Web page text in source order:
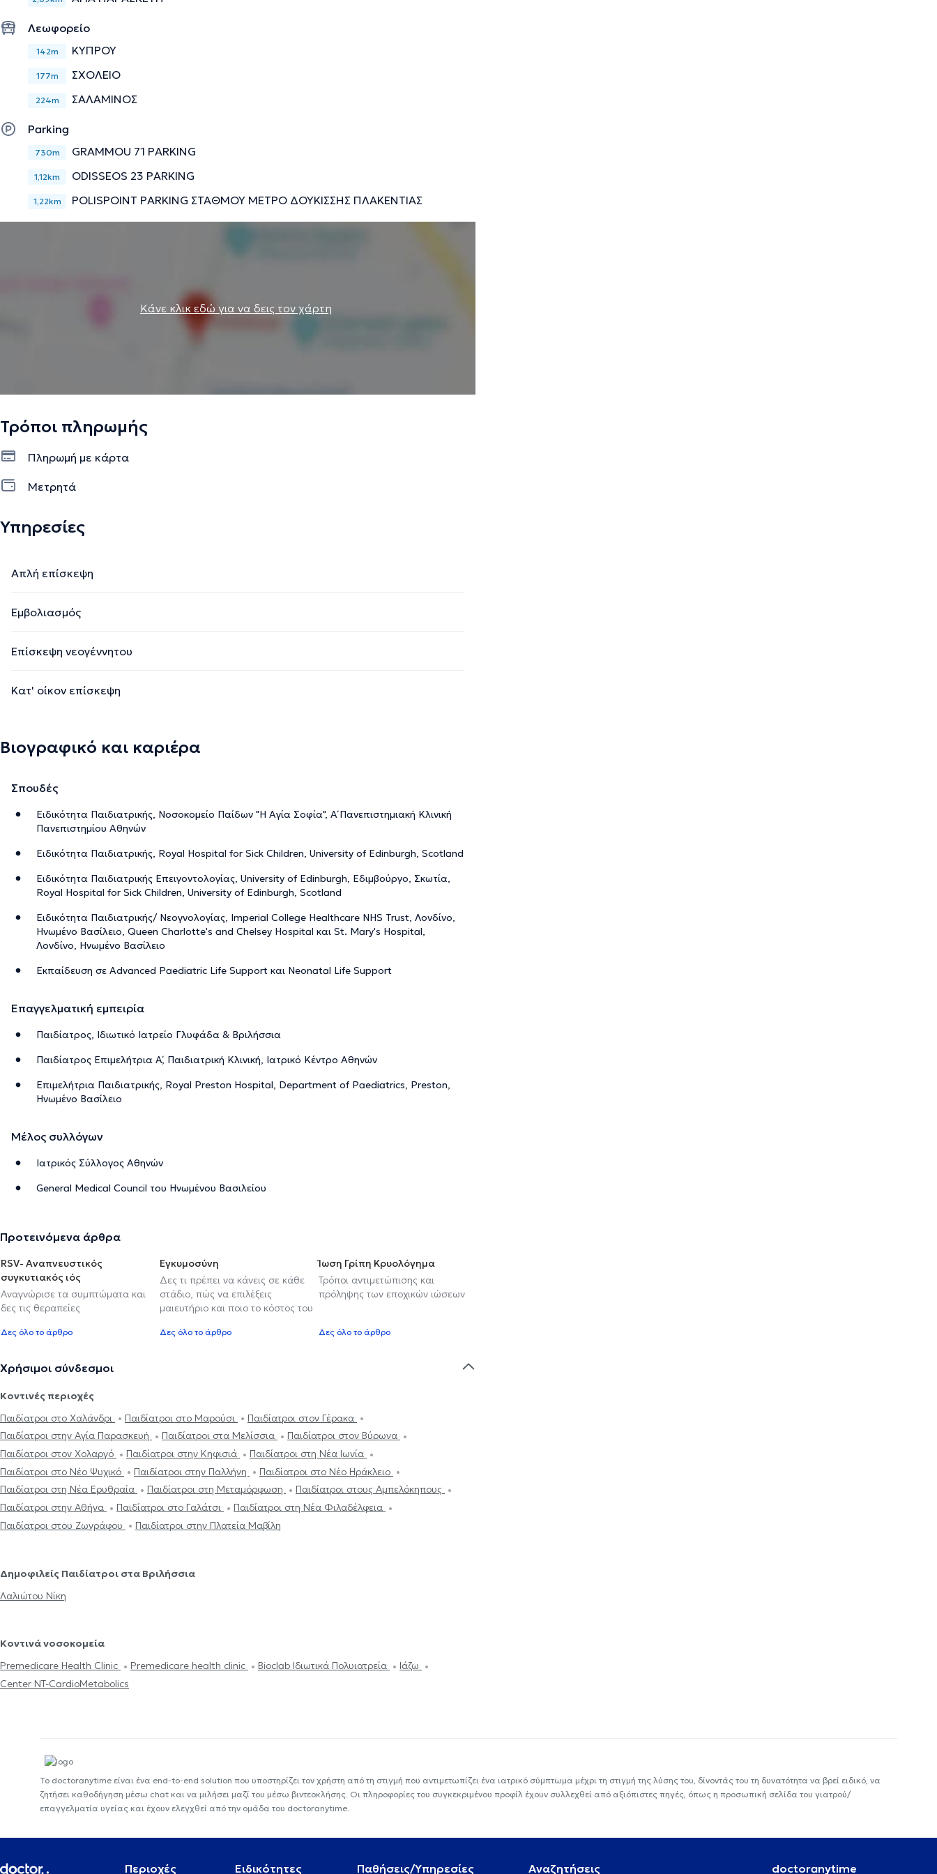
Λεωφορείο
142m ΚΥΠΡΟΥ
177m ΣΧΟΛΕΙΟ
224m ΣΑΛΑΜΙΝΟΣ
Parking
730m GRAMMOU 71 PARKING
1,12km ODISSEOS 23 PARKING
1,22km POLISPOINT PARKING ΣΤΑΘΜΟΥ ΜΕΤΡΟ ΔΟΥΚΙΣΣΗΣ ΠΛΑΚΕΝΤΙΑΣ
Κάνε κλικ εδώ για να δεις τον χάρτη
Τρόποι πληρωμής
Πληρωμή με κάρτα
Μετρητά
Υπηρεσίες
Απλή επίσκεψη
Εμβολιασμός
Επίσκεψη νεογέννητου
Κατ' οίκον επίσκεψη
Βιογραφικό και καριέρα
Σπουδές
Ειδικότητα Παιδιατρικής, Νοσοκομείο Παίδων "Η Αγία Σοφία", Α΄ Πανεπιστημιακή Κλινική
Πανεπιστημίου Αθηνών
Ειδικότητα Παιδιατρικής, Royal Hospital for Sick Children, University of Edinburgh, Scotland
Ειδικότητα Παιδιατρικής Επειγοντολογίας, University of Edinburgh, Εδιμβούργο, Σκωτία,
Royal Hospital for Sick Children, University of Edinburgh, Scotland
Ειδικότητα Παιδιατρικής/ Νεογνολογίας, Imperial College Healthcare NHS Trust, Λονδίνο,
Ηνωμένο Βασίλειο, Queen Charlotte's and Chelsey Hospital και St. Mary's Hospital,
Λονδίνο, Ηνωμένο Βασίλειο
Εκπαίδευση σε Advanced Paediatric Life Support και Neonatal Life Support
Επαγγελματική εμπειρία
Παιδίατρος, Ιδιωτικό Ιατρείο Γλυφάδα & Βριλήσσια
Παιδίατρος Επιμελήτρια Α΄, Παιδιατρική Κλινική, Ιατρικό Κέντρο Αθηνών
Επιμελήτρια Παιδιατρικής, Royal Preston Hospital, Department of Paediatrics, Preston,
Ηνωμένο Βασίλειο
Μέλος συλλόγων
Ιατρικός Σύλλογος Αθηνών
General Medical Council του Ηνωμένου Βασιλείου
Προτεινόμενα άρθρα
RSV- Αναπνευστικός
συγκυτιακός ιός
Αναγνώρισε τα συμπτώματα και
δες τις θεραπείες
Δες όλο το άρθρο
Εγκυμοσύνη
Δες τι πρέπει να κάνεις σε κάθε
στάδιο, πώς να επιλέξεις
μαιευτήριο και ποιο το κόστος του
Δες όλο το άρθρο
Ίωση Γρίπη Κρυολόγημα
Τρόποι αντιμετώπισης και
πρόληψης των εποχικών ιώσεων
Δες όλο το άρθρο
Χρήσιμοι σύνδεσμοι
Κοντινές περιοχές
Παιδίατροι στο Χαλάνδρι
Παιδίατροι στο Μαρούσι
Παιδίατροι στον Γέρακα
Παιδίατροι στην Αγία Παρασκευή
Παιδίατροι στα Μελίσσια
Παιδίατροι στον Βύρωνα
Παιδίατροι στον Χολαργό
Παιδίατροι στην Κηφισιά
Παιδίατροι στη Νέα Ιωνία
Παιδίατροι στο Νέο Ψυχικό
Παιδίατροι στην Παλλήνη
Παιδίατροι στο Νέο Ηράκλειο
Παιδίατροι στη Νέα Ερυθραία
Παιδίατροι στη Μεταμόρφωση
Παιδίατροι στους Αμπελόκηπους
Παιδίατροι στην Αθήνα
Παιδίατροι στο Γαλάτσι
Παιδίατροι στη Νέα Φιλαδέλφεια
Παιδίατροι στου Ζωγράφου
Παιδίατροι στην Πλατεία Μαβίλη
Δημοφιλείς Παιδίατροι στα Βριλήσσια
Λαλιώτου Νίκη
Κοντινά νοσοκομεία
Premedicare Health Clinic
Premedicare health clinic Bioclab Ιδιωτικά Πολυιατρεία
Ιάζω
Center NT-CardioMetabolics
Το doctoranytime είναι ένα end-to-end solution που υποστηρίζει τον χρήστη από τη στιγμή που αντιμετωπίζει ένα ιατρικό σύμπτωμα μέχρι τη στιγμή της λύσης του, δίνοντάς του τη δυνατότητα να βρεί ειδικό, να
ζητήσει καθοδήγηση μέσω chat και να μιλήσει μαζί του μέσω βιντεοκλήσης. Οι πληροφορίες του συγκεκριμένου προφίλ έχουν συλλεχθεί από αξιόπιστες πηγές, όπως η προσωπική σελίδα του γιατρού/
επαγγελματία υγείας και έχουν ελεγχθεί από την ομάδα του doctoranytime.
Περιοχές Ειδικότητες Παθήσεις/Υπηρεσίες Αναζητήσεις doctoranytime